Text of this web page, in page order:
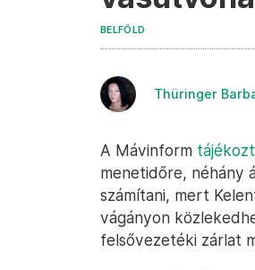
BELFÖLD
Thüringer
A Mávinform
menetidőre, néhány
számítani, mert
vágányon
felsővezetéki zárlat